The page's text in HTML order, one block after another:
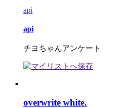
api
api
チヨちゃんアンケート
overwrite white.